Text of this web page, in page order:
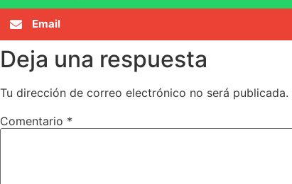
Email
Deja una respuesta
Tu dirección de correo electrónico no será publicada.
Comentario *